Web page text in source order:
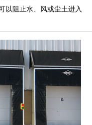
以阻止水、风或尘土进入